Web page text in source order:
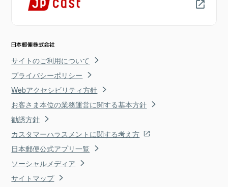
サイトのご利用について
プライバシーポリシー
Webアクセシビリティ方針
お客さま本位の業務運営に関する基本方針
勧誘方針
カスタマーハラスメントに関する考え方
日本郵便公式アプリ一覧
ソーシャルメディア
サイトマップ